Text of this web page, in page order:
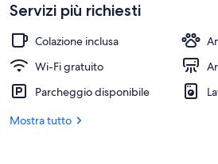
Servizi più richiesti
Colazione inclusa
Wi-Fi gratuito
Parcheggio disponibile
Mostra tutto